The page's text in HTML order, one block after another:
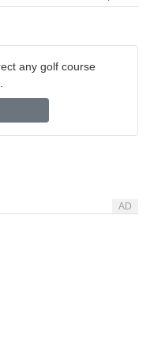
any golf course
AD